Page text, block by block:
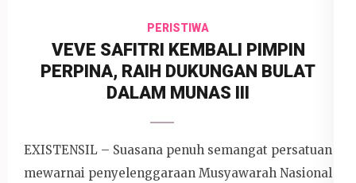
PERISTIWA
VEVE SAFITRI KEMBALI PIMPIN
PERPINA, RAIH DUKUNGAN BULAT
DALAM MUNAS III
EXISTENSIL – Suasana penuh semangat persatuan
mewarnai penyelenggaraan Musyawarah Nasional